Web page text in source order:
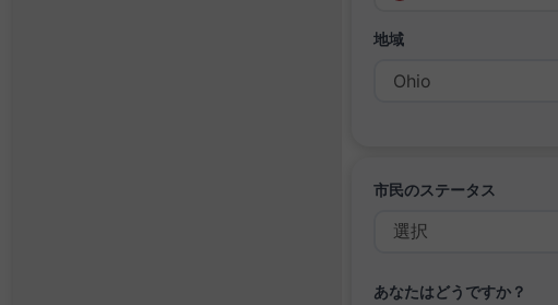
地域
市民のステータス
あなたはどうですか？